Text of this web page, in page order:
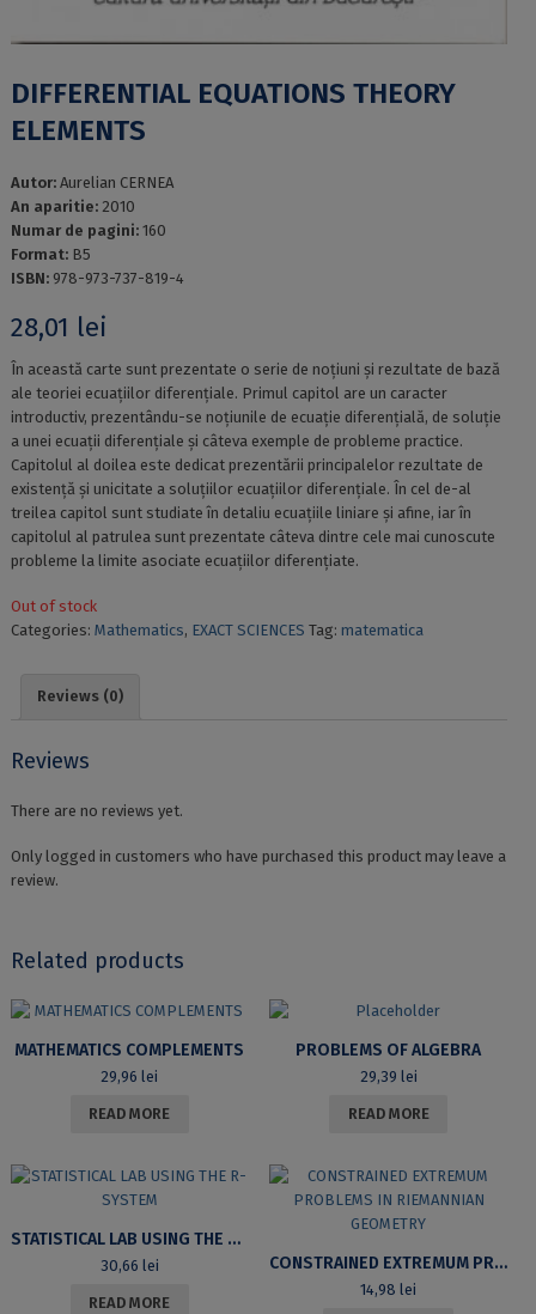
DIFFERENTIAL EQUATIONS THEORY
ELEMENTS
Autor: Aurelian CERNEA
An aparitie: 2010
Numar de pagini: 160
Format: B5
ISBN: 978-973-737-819-4
28,01 lei
În această carte sunt prezentate o serie de noțiuni și rezultate de bază
ale teoriei ecuațiilor diferențiale. Primul capitol are un caracter
introductiv, prezentându-se noțiunile de ecuație diferențială, de soluție
a unei ecuații diferențiale și câteva exemple de probleme practice.
Capitolul al doilea este dedicat prezentării principalelor rezultate de
existență și unicitate a soluțiilor ecuațiilor diferențiale. În cel de-al
treilea capitol sunt studiate în detaliu ecuațiile liniare și afine, iar în
capitolul al patrulea sunt prezentate câteva dintre cele mai cunoscute
probleme la limite asociate ecuațiilor diferențiate.
Out of stock
Categories: Mathematics, EXACT SCIENCES Tag: matematica
Reviews (0)
Reviews
There are no reviews yet.
Only logged in customers who have purchased this product may leave a
review.
Related products
MATHEMATICS COMPLEMENTS
29,96lei
READ MORE
PROBLEMS OF ALGEBRA
29,39 lei
READ MORE
STATISTICAL LAB USING THE R-SYSTEM
30,66 lei
READ MORE
CONSTRAINED EXTREMUM PROBLEMS IN RIEMANNIAN GEOMETRY
14,98lei